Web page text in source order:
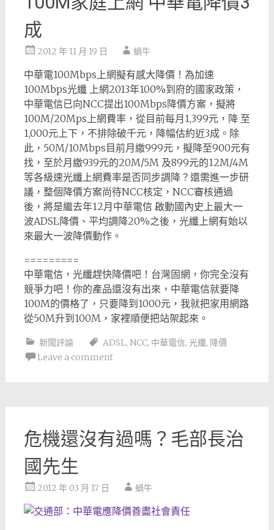
成
2012 年 11 月 19 日 蝸牛
中華電100Mbps上網擬有感大降價！為加速
100Mbps光纖 上網2013年100%到府的國家政策，
中華電信已向NCC提出100Mbps降價方案，擬將
100M/20Mps上網費率，從目前每月1,399元，降 至
1,000元上下，不排除破千元，降幅估約近3成。除
此，50M/10Mbps目前月繳999元，擬降至900元有
找，至於月繳939元的20M/5M 及899元的12M/4M
等各級速光纖上網費率是否同步調降？還需進一步研
議，整個降價方案尚待NCC核定，NCC審核通過
後，將是繼去年12月中華電信 啟動國內史上最大一
波ADSL降價、平均調降20%之後，光纖上網有始以
來最大一波降價動作。
=========
中華電信，光纖趕快降價吧！台灣固網，你完全沒有
競爭力吧！你的產品還沒有出來，中華電信就要降
100M的價格了，只要降到1000元，我就把家用網路
從50M升到100M，家裡順便把站架起來。
新聞評論 ADSL, NCC, 中華電信, 光纖, 降價
Leave a comment
危機還沒有過嗎？毛部長治
國先生
2012 年 03 月 17 日 蝸牛